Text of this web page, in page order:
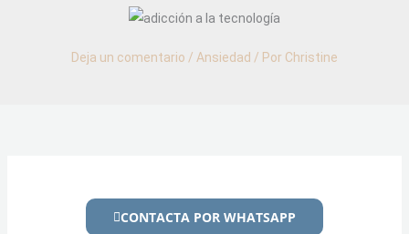
Deja un comentario / Ansiedad / Por Christine
CONTACTA POR WHATSAPP